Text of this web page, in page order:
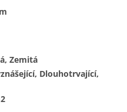
Zemitá
Dlouhotrvající,